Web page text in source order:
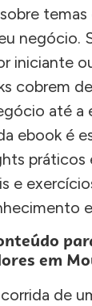
temas
negócio.
iniciante
cobrem
até a
ebook é
práticos
e
em
de